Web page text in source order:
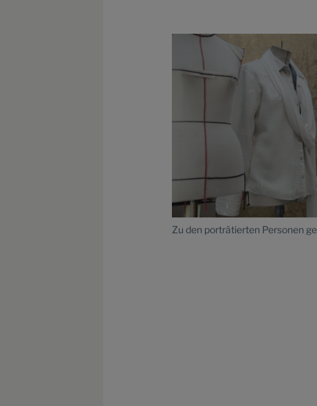
Zu den porträtierten Personen